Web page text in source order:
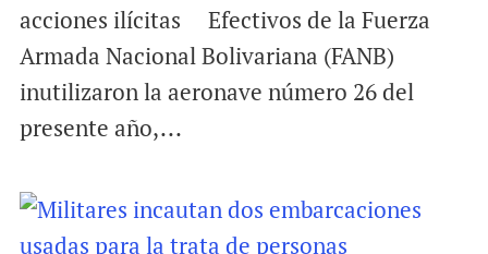
acciones ilícitas Efectivos de la Fuerza
Armada Nacional Bolivariana (FANB)
inutilizaron la aeronave número 26 del
presente año,...